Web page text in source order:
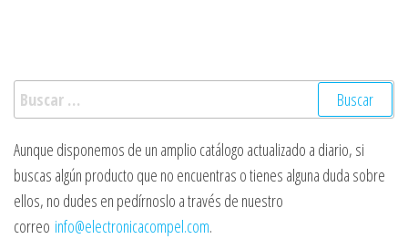
Buscar:
Aunque disponemos de un amplio catálogo actualizado a diario, si
buscas algún producto que no encuentras o tienes alguna duda sobre
ellos, no dudes en pedírnoslo a través de nuestro
correo info@electronicacompel.com.